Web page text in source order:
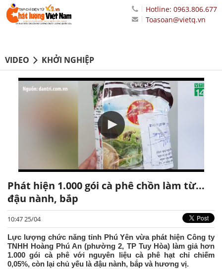
Hotline: 0963.806.677
Toasoan@vietq.vn
VIDEO KHỞI NGHIỆP
Phát hiện 1.000 gói cà phê chồn làm từ...
đậu nành, bắp
10:47 25/04
Lực lượng chức năng tỉnh Phú Yên vừa phát hiện Công ty
TNHH Hoàng Phú An (phường 2, TP Tuy Hòa) làm giả hơn
1.000 gói cà phê với nguyên liệu cà phê hạt chỉ chiếm
0,05%, còn lại chủ yếu là đậu nành, bắp và hương vị.